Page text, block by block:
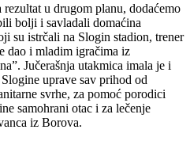
u drugom planu, dodaćemo
bolji i savladali domaćina
su istrčali na Slogin stadion, trener
dao i mladim igračima iz
Jučerašnja utakmica imala je i
uprave sav prihod od
svrhe, za pomoć porodici
samohrani otac i za lečenje
iz Borova.